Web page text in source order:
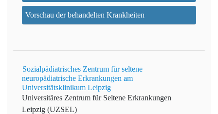
Vorschau der behandelten Krankheiten
Sozialpädiatrisches Zentrum für seltene
neuropädiatrische Erkrankungen am
Universitätsklinikum Leipzig
Universitäres Zentrum für Seltene Erkrankungen
Leipzig (UZSEL)